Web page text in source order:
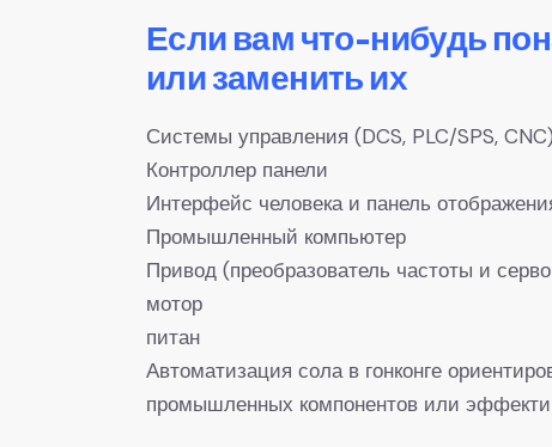
Если вам что-нибудь
или заменить их
Системы управления (DCS, PLC/SPS, CNC)
Контроллер панели
Интерфейс человека и панель
Промышленный компьютер
Привод (преобразователь частоты и
мотор
питан
Автоматизация сола в гонконге
промышленных компонентов или